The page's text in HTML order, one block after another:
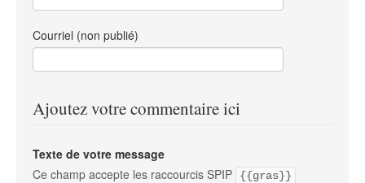
Courriel (non publié)
Ajoutez votre commentaire ici
Texte de votre message
Ce champ accepte les raccourcis SPIP
{{gras}}